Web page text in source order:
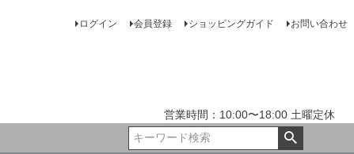
ログイン 会員登録 ショッピングガイド お問い合わせ
営業時間：10:00〜18:00 土曜定休
訳あり ジャンク Wedding